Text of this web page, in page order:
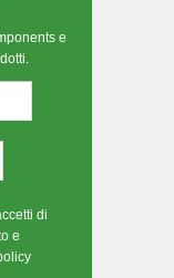
e
di
e